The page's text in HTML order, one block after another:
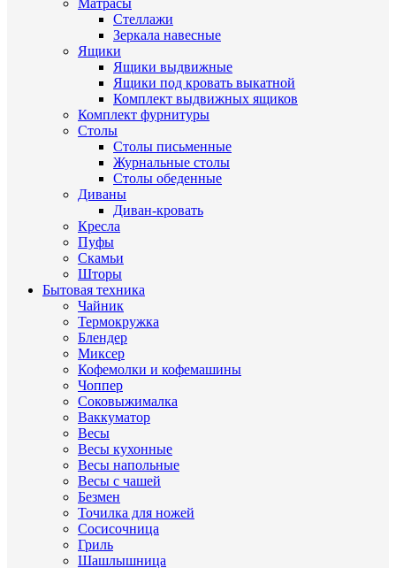
Стеллажи
Зеркала навесные
Ящики
Ящики выдвижные
Ящики под кровать выкатной
Комплект выдвижных ящиков
Комплект фурнитуры
Столы
Столы письменные
Журнальные cтолы
Столы обеденные
Диваны
Диван-кровать
Кресла
Пуфы
Скамьи
Шторы
Бытовая техника
Чайник
Термокружка
Блендер
Миксер
Кофемолки и кофемашины
Чоппер
Соковыжималка
Ваккуматор
Весы
Весы кухонные
Весы напольные
Весы с чашей
Безмен
Точилка для ножей
Сосисочница
Гриль
Шашлышница